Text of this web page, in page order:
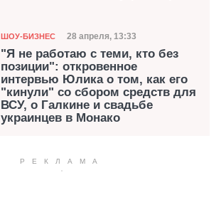
Категория
ШОУ-БИЗНЕС Дата публикации
28 апреля, 13:33
"Я не работаю с теми, кто без
позиции": откровенное
интервью Юлика о том, как его
"кинули" со сбором средств для
ВСУ, о Галкине и свадьбе
украинцев в Монако